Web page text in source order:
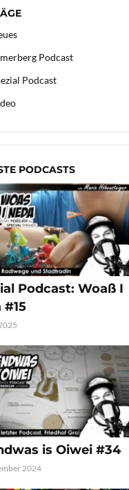
Podcast
Podcast
PODCASTS
Podcast: Woaß I
#15
is Oiwei #34
2024